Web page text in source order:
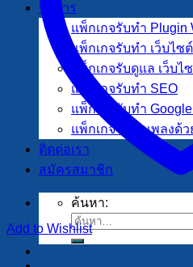
บริการ
แพ็กเกจรับทำ Plugin
แพ็กเกจรับทำ เว็บไซ
แพ็กเกจรับดูแล เว็บไ
แพ็กเกจรับทำ SEO
แพ็กเกจรับทำ
แพ็กเกจรับทำเพลงด้ว
ติดต่อเรา
สมัครสมาชิก
ค้นหา:
Add to Wishlist